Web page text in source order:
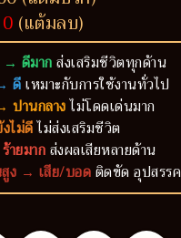
0 (แต้มลบ)
ดีมากส่งเสริมชีวิตทุกด้าน
ดีเหมาะกับการใช้งานทั่วไป
ปานกลางไม่โดดเด่นมาก
ไม่ดีไม่ส่งเสริมชีวิต
ายมากส่งผลเสียหลายด้าน
ง → เสีย/บอดติดขัด อุปสรรค